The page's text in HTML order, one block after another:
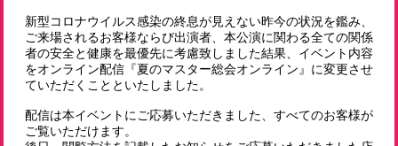
新型コロナウイルス感染の終息が見えない昨今の状況を鑑み、
ご来場されるお客様ならび出演者、本公演に関わる全ての関係
者の安全と健康を最優先に考慮致しました結果、イベント内容
をオンライン配信『夏のマスター総会オンライン』に変更させ
ていただくことといたしました。
配信は本イベントにご応募いただきました、すべてのお客様が
ご覧いただけます。